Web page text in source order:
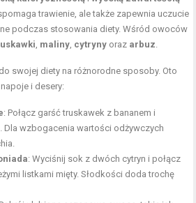
trawienie, ale także zapewnia uczucie
podczas stosowania diety. Wśród owoców
, maliny, cytryny oraz arbuz.
swojej diety na różnorodne sposoby. Oto
i desery:
: Połącz garść truskawek z bananem i
Dla wzbogacenia wartości odżywczych
: Wyciśnij sok z dwóch cytryn i połącz
listkami mięty. Słodkości doda trochę